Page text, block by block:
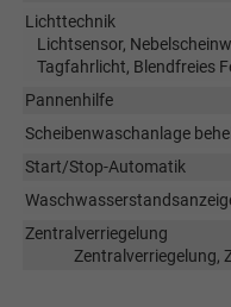
Lichttechnik
Lichtsensor,
Tagfahrlicht, Blendfreies
Pannenhilfe
Scheibenwaschanlage
Start/Stop-Automatik
Zentralverriegelung
Zentralverriegelung,